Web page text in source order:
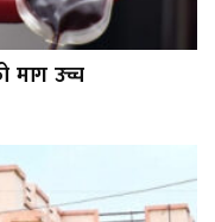
माग उच्च